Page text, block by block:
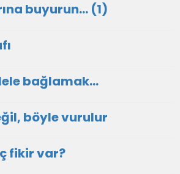
buyurun… (1)
bağlamak…
böyle vurulur
fikir var?